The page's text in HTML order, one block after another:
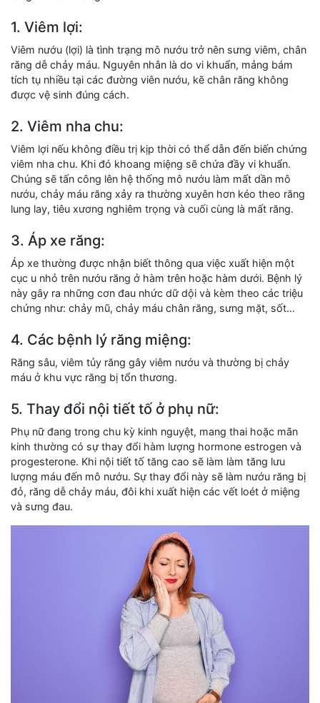
1. Viêm lợi:
Viêm nướu (lợi) là tình trạng mô nướu trở nên sưng viêm, chân
răng dễ chảy máu. Nguyên nhân là do vi khuẩn, mảng bám
tích tụ nhiều tại các đường viên nướu, kẽ chân răng không
được vệ sinh đúng cách.
2. Viêm nha chu:
Viêm lợi nếu không điều trị kịp thời có thể dẫn đến biến chứng
viêm nha chu. Khi đó khoang miệng sẽ chứa đầy vi khuẩn.
Chúng sẽ tấn công lên hệ thống mô nướu làm mất dần mô
nướu, chảy máu răng xảy ra thường xuyên hơn kéo theo răng
lung lay, tiêu xương nghiêm trọng và cuối cùng là mất răng.
3. Áp xe răng:
Áp xe thường được nhận biết thông qua việc xuất hiện một
cục u nhỏ trên nướu răng ở hàm trên hoặc hàm dưới. Bệnh lý
này gây ra những cơn đau nhức dữ dội và kèm theo các triệu
chứng như: chảy mũ, chảy máu chân răng, sưng mặt, sốt…
4. Các bệnh lý răng miệng:
Răng sâu, viêm tủy răng gây viêm nướu và thường bị chảy
máu ở khu vực răng bị tổn thương.
5. Thay đổi nội tiết tố ở phụ nữ:
Phụ nữ đang trong chu kỳ kinh nguyệt, mang thai hoặc mãn
kinh thường có sự thay đổi hàm lượng hormone estrogen và
progesterone. Khi nội tiết tố tăng cao sẽ làm làm tăng lưu
lượng máu đến mô nướu. Sự thay đổi này sẽ làm nướu răng bị
đỏ, răng dễ chảy máu, đôi khi xuất hiện các vết loét ở miệng
và sưng đau.